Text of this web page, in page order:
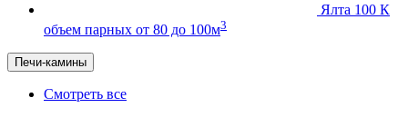
Ялта 100 К
объем парных от 80 до 100м3
Печи-камины
Смотреть все